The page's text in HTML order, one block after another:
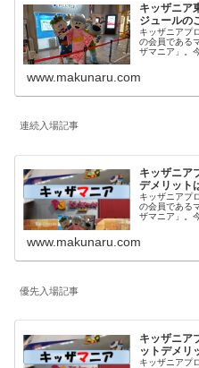
キッザニア
ジュールの
キッザニアプ
の会員である
ザマニア」。
www.makunaru.com
連続入場記事
キッザニア
デメリット
キッザニアプ
の会員である
ザマニア」。
ス」につい
紹介します。
www.makunaru.com
優先入場記事
キッザニア
ットデメリ
キッザニアプ